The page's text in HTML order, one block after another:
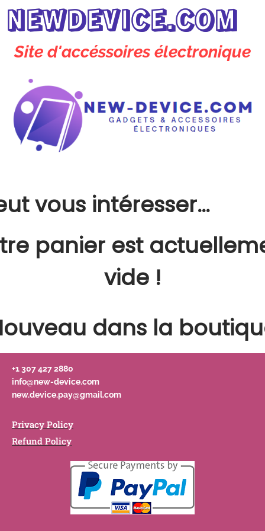
NEWDEVICE.COM
Site d'accéssoires électronique
vous intéresser…
panier est
vide !
dans la
+1 307 427 2880
info@new-device.com
new.device.pay@gmail.com
Privacy Policy
Refund Policy